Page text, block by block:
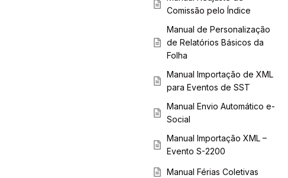
Comissão pelo Índice
Manual de Personalização
de Relatórios Básicos da
Folha
Manual Importação de XML
para Eventos de SST
Manual Envio Automático e-
Social
Manual Importação XML –
Evento S-2200
Manual Férias Coletivas